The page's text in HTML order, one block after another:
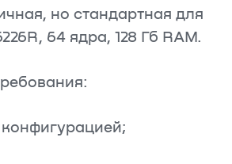
но стандартная для
64 ядра, 128 Гб RAM.